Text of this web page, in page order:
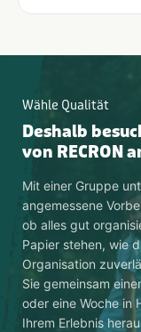
Wähle Qualität
Deshalb
von RECRON
Mit einer Gruppe
angemessene
ob alles gut
Papier stehen, wie
Organisation
Sie gemeinsam
oder eine Woche in
Ihrem Erlebnis